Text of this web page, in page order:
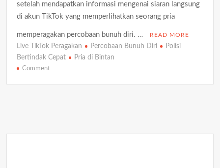
setelah mendapatkan informasi mengenai siaran langsung
di akun TikTok yang memperlihatkan seorang pria
memperagakan percobaan bunuh diri. … READ MORE
Live TikTok Peragakan Percobaan Bunuh Diri
Polisi
Bertindak Cepat
Pria di Bintan
Commenton
Peragakan